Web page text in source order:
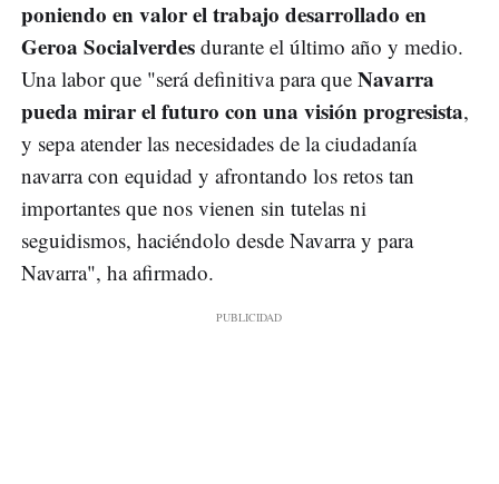
poniendo en valor el trabajo desarrollado en
Geroa Socialverdes durante el último año y medio.
Una labor que "será definitiva para que Navarra
pueda mirar el futuro con una visión progresista,
y sepa atender las necesidades de la ciudadanía
navarra con equidad y afrontando los retos tan
importantes que nos vienen sin tutelas ni
seguidismos, haciéndolo desde Navarra y para
Navarra", ha afirmado.